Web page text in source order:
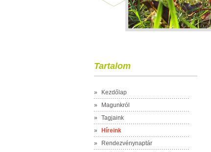
Tartalom
»
Kezdőlap
»
Magunkról
»
Tagjaink
»
Híreink
»
Rendezvénynaptár